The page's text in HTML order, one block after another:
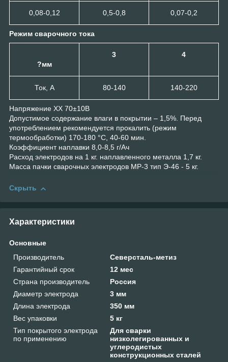
0,08-0,12 0,5-0,8 0,07-0,2
Режим сварочного тока
?мм
3 4
Ток, А 80-140 140-220
Напряжение ХХ 70±10В
Допустимое содержание влаги в покрытии – 1,5%. Перед
употреблением рекомендуется прокалить (режим
термообработки) 170-180 °С, 40-60 мин.
Коэффициент наплавки 8,0-8,5 г/Ач
Расход электродов на 1 кг. наплавленного металла 1,7 кг.
Масса пачки сварочных электродов МР-3 тип Э-46 - 5 кг.
Скрыть
Характеристики
Основные
Производитель
Северсталь-метиз
Гарантийный срок
12 мес
Страна производитель
Россия
Диаметр электрода
3 мм
Длина электрода
350 мм
Вес упаковки
5 кг
Тип покрытого электрода
по применению
Для сварки
низколегированных и
углеродистых
конструкционных сталей